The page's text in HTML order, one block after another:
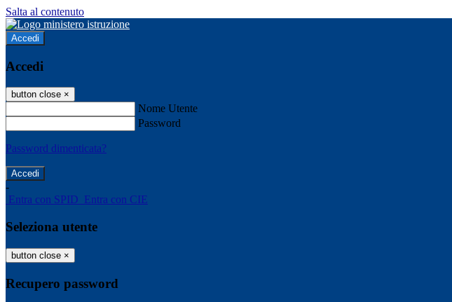
Salta al contenuto
Accedi
Accedi
button close ×
Nome Utente
Password
Password dimenticata?
-
Entra con SPID Entra con CIE
Seleziona utente
button close ×
Recupero password